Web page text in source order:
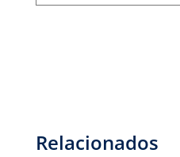
Relacionados